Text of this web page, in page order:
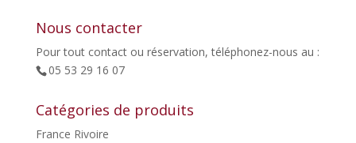
Nous contacter
Pour tout contact ou réservation, téléphonez-nous au :
05 53 29 16 07
Catégories de produits
France Rivoire